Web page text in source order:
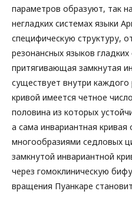
параметров образуют, так
негладких системах языки
специфическую структуру,
резонансных языков
притягивающая замкнутая
существует внутри каждого
кривой имеется четное
половина из которых
а сама инвариантная
многообразиями седловых
замкнутой инвариантной
через гомоклиническую
вращения Пуанкаре